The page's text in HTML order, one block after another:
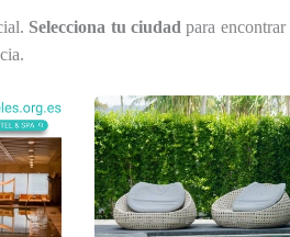
Selecciona tu ciudad para